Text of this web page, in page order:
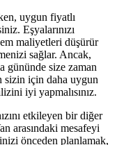
uygun fiyatlı
Eşyalarınızı
maliyetleri düşürür
sağlar. Ancak,
gününde size zaman
sizin için daha uygun
iyi yapmalısınız.
etkileyen bir diğer
arasındaki mesafeyi
önceden planlamak,